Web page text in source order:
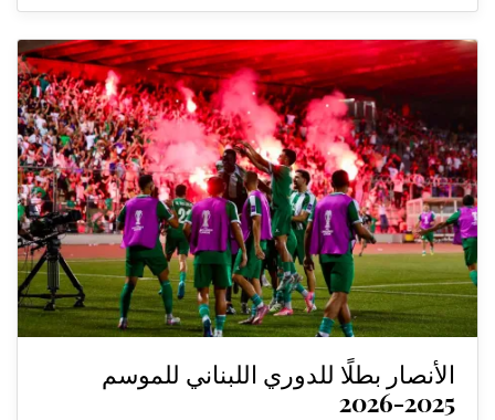
الأنصار بطلًا للدوري اللبناني للموسم
2025-2026